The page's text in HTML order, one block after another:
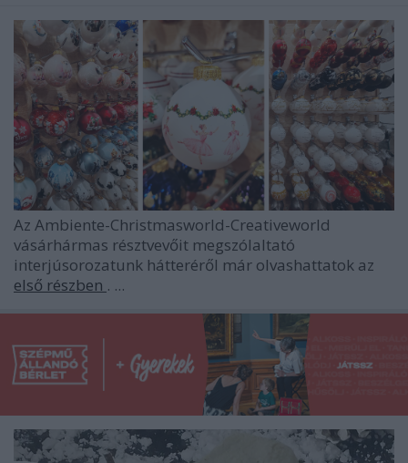
Az Ambiente-Christmasworld-Creativeworld
vásárhármas résztvevőit megszólaltató
interjúsorozatunk hátteréről már olvashattatok az
első részben . ...